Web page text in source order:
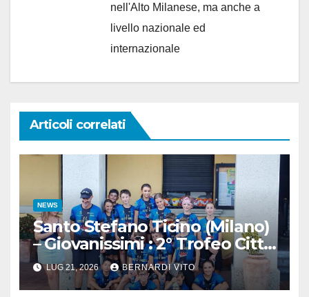
nell'Alto Milanese, ma anche a
livello nazionale ed
internazionale
Articoli correlati
NEWS
Santo Stefano Ticino (Milano)
– Giovanissimi : 2° Trofeo Città
di Santo Stefano Ticino
LUG 21, 2026 BERNARDI VITO